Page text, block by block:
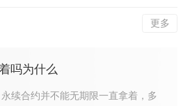
更多
吗为什么
永续合约并不能无期限一直拿着，多